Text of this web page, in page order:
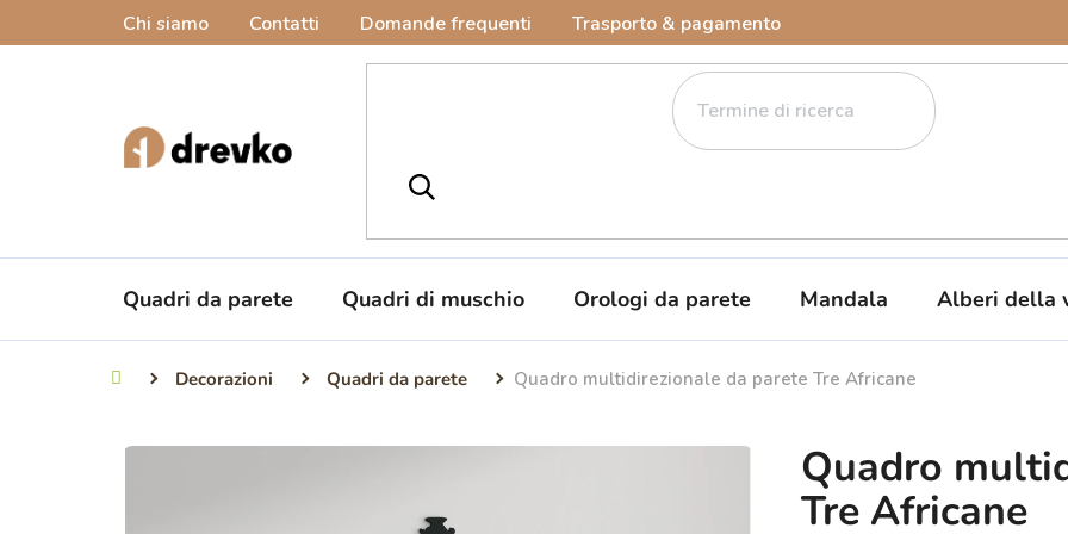
Chi siamo Contatti Domande frequenti Trasporto & pagamento
Quadri da parete Quadri di muschio Orologi da parete Mandala Alberi della
Casa Decorazioni Quadri da parete Quadro multidirezionale da parete Tre Africane
Quadro
Tre Africane